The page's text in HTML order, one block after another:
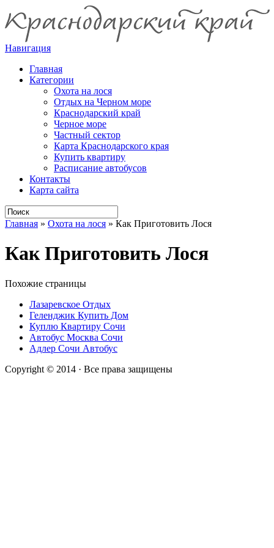
Навигация
Главная
Категории
Охота на лося
Отдых на Черном море
Краснодарский край
Черное море
Частный сектор
Карта Краснодарского края
Купить квартиру
Расписание автобусов
Контакты
Карта сайта
Главная » Охота на лося » Как Приготовить Лося
Как Приготовить Лося
Похожие страницы
Лазаревское Отдых
Геленджик Купить Дом
Куплю Квартиру Сочи
Автобус Москва Сочи
Адлер Сочи Автобус
Copyright © 2014 · Все права защищены